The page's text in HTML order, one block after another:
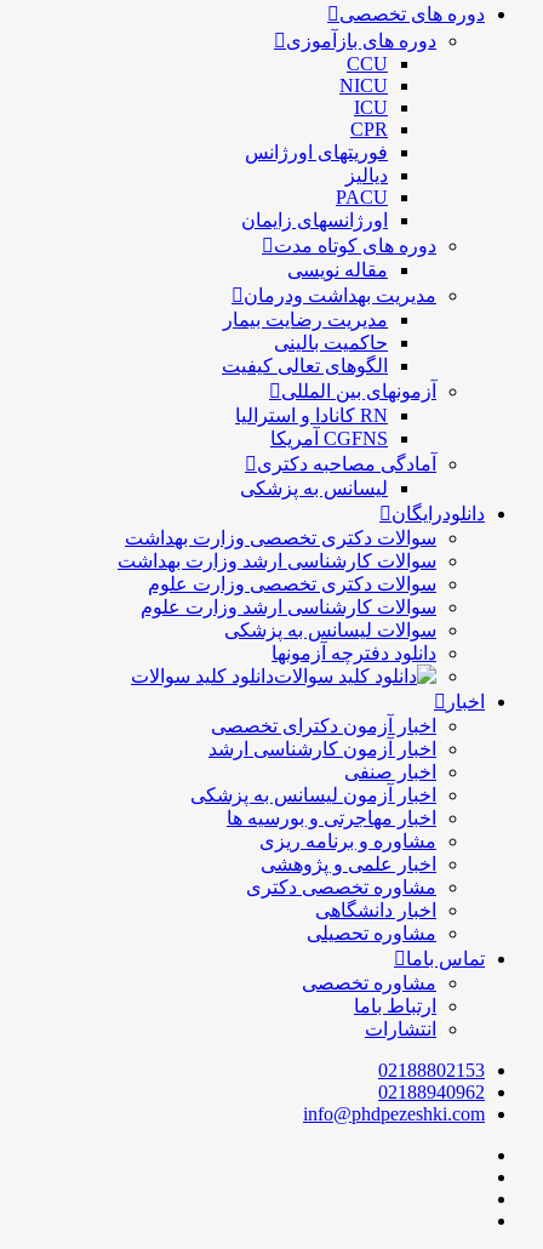
دوره های تخصصی
دوره های بازآموزی
CCU
NICU
ICU
CPR
فوریتهای اورژانس
دیالیز
PACU
اورژانسهای زایمان
دوره های کوتاه مدت
مقاله نویسی
مدیریت بهداشت ودرمان
مديريت رضايت بيمار
حاكميت بالينی
الگوهای تعالی کيفيت
آزمونهای بین المللی
RN کانادا و استرالیا
CGFNS آمریکا
آمادگی مصاحبه دکتری
لیسانس به پزشکی
دانلودرایگان
سوالات دکتری تخصصی وزارت بهداشت
سوالات کارشناسی ارشد وزارت بهداشت
سوالات دکتری تخصصی وزارت علوم
سوالات کارشناسی ارشد وزارت علوم
سوالات لیسانس به پزشکی
دانلود دفترچه آزمونها
دانلود کلید سوالات
اخبار
اخبار آزمون دکترای تخصصی
اخبار آزمون کارشناسی ارشد
اخبار صنفی
اخبار آزمون لیسانس به پزشکی
اخبار مهاجرتی و بورسیه ها
مشاوره و برنامه ریزی
اخبار علمی و پژوهشی
مشاوره تخصصی دکتری
اخبار دانشگاهی
مشاوره تحصیلی
تماس باما
مشاوره تخصصی
ارتباط باما
انتشارات
02188802153
02188940962
info@phdpezeshki.com